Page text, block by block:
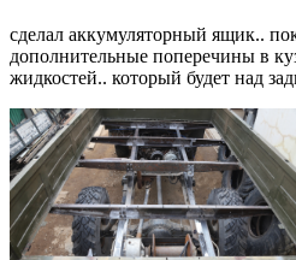
сделал аккумуляторный ящик..
дополнительные поперечины в
жидкостей.. который будет над